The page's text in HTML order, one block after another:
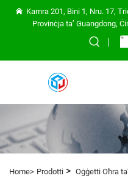
Kamra 201, Bini 1, Nru. 17,
Provinċja ta’ Guangdong,
Home> Prodotti > Oġġetti Oħra